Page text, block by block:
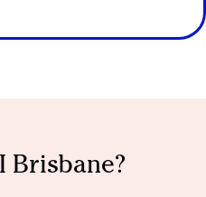
Brisbane?